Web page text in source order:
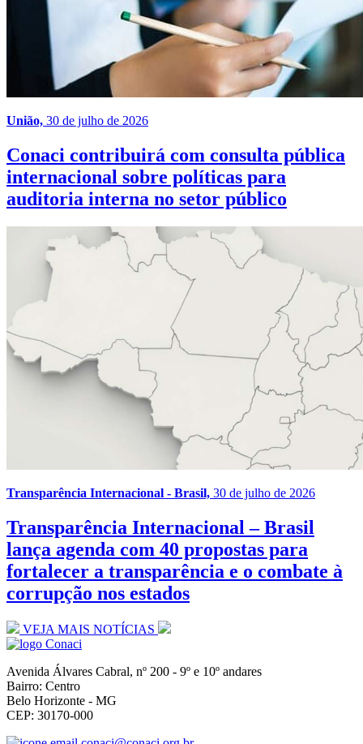
União, 30 de julho de 2026
Conaci contribuirá com consulta pública
internacional sobre políticas para
auditoria interna no setor público
Transparência Internacional - Brasil, 30 de julho de 2026
Transparência Internacional – Brasil
lança agenda com 40 propostas para
fortalecer a transparência e o combate à
corrupção nos estados
VEJA MAIS NOTÍCIAS
Avenida Álvares Cabral, nº 200 - 9º e 10º andares
Bairro: Centro
Belo Horizonte - MG
CEP: 30170-000